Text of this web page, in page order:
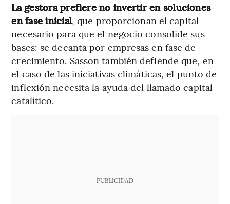
La gestora prefiere no invertir en soluciones
en fase inicial, que proporcionan el capital
necesario para que el negocio consolide sus
bases: se decanta por empresas en fase de
crecimiento. Sasson también defiende que, en
el caso de las iniciativas climáticas, el punto de
inflexión necesita la ayuda del llamado capital
catalítico.
PUBLICIDAD